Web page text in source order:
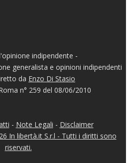
indipendente -
generalista e opinioni indipendenti
da Enzo Di Stasio
n° 259 del 08/06/2010
- Note Legali - Disclaimer
In libertà.it S.r.l - Tutti i diritti sono
riservati.